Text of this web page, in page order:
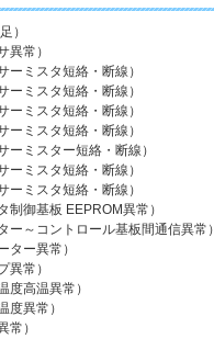
）
）
タ短絡・断線）
タ短絡・断線）
タ短絡・断線）
タ短絡・断線）
ター短絡・断線）
タ短絡・断線）
タ短絡・断線）
基板 EEPROM異常）
トロール基板間通信異常）
異常）
）
温異常）
常）
）